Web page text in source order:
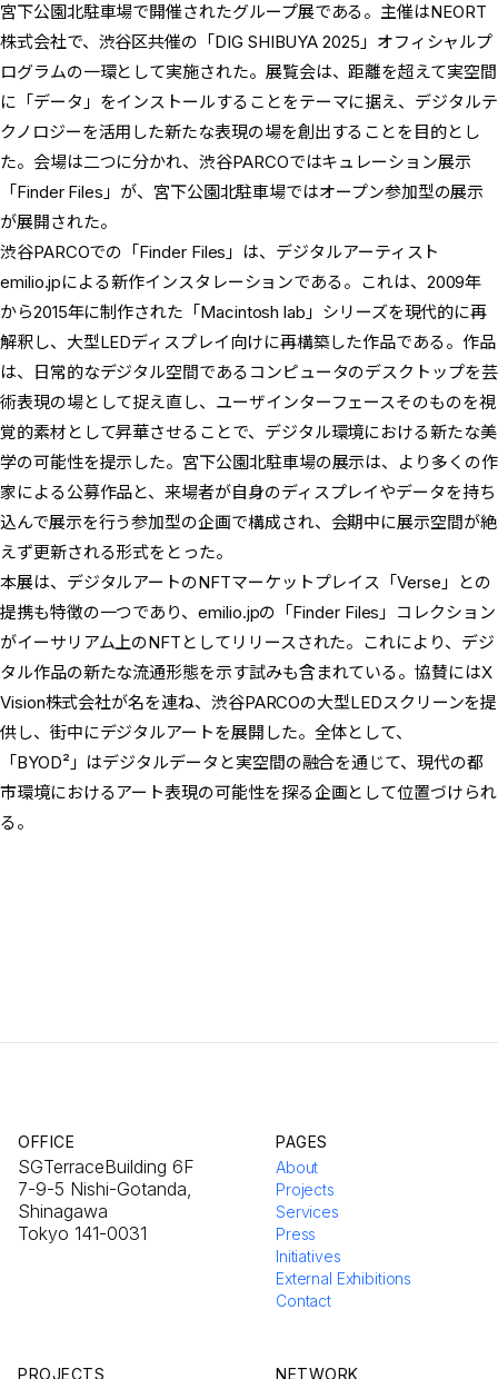
宮下公園北駐車場で開催されたグループ展である。主催はNEORT
株式会社で、渋谷区共催の「DIG SHIBUYA 2025」オフィシャルプ
ログラムの一環として実施された。展覧会は、距離を超えて実空間
に「データ」をインストールすることをテーマに据え、デジタルテ
クノロジーを活用した新たな表現の場を創出することを目的とし
た。会場は二つに分かれ、渋谷PARCOではキュレーション展示
「Finder Files」が、宮下公園北駐車場ではオープン参加型の展示
が展開された。
渋谷PARCOでの「Finder Files」は、デジタルアーティスト
emilio.jpによる新作インスタレーションである。これは、2009年
から2015年に制作された「Macintosh lab」シリーズを現代的に再
解釈し、大型LEDディスプレイ向けに再構築した作品である。作品
は、日常的なデジタル空間であるコンピュータのデスクトップを芸
術表現の場として捉え直し、ユーザインターフェースそのものを視
覚的素材として昇華させることで、デジタル環境における新たな美
学の可能性を提示した。宮下公園北駐車場の展示は、より多くの作
家による公募作品と、来場者が自身のディスプレイやデータを持ち
込んで展示を行う参加型の企画で構成され、会期中に展示空間が絶
えず更新される形式をとった。
本展は、デジタルアートのNFTマーケットプレイス「Verse」との
提携も特徴の一つであり、emilio.jpの「Finder Files」コレクション
がイーサリアム上のNFTとしてリリースされた。これにより、デジ
タル作品の新たな流通形態を示す試みも含まれている。協賛にはX
Vision株式会社が名を連ね、渋谷PARCOの大型LEDスクリーンを提
供し、街中にデジタルアートを展開した。全体として、
「BYOD²」はデジタルデータと実空間の融合を通じて、現代の都
市環境におけるアート表現の可能性を探る企画として位置づけられ
る。
OFFICE
SGTerraceBuilding 6F
7-9-5 Nishi-Gotanda,
Shinagawa
Tokyo 141-0031
PAGES
About
Projects
Services
Press
Initiatives
External Exhibitions
Contact
PROJECTS NETWORK